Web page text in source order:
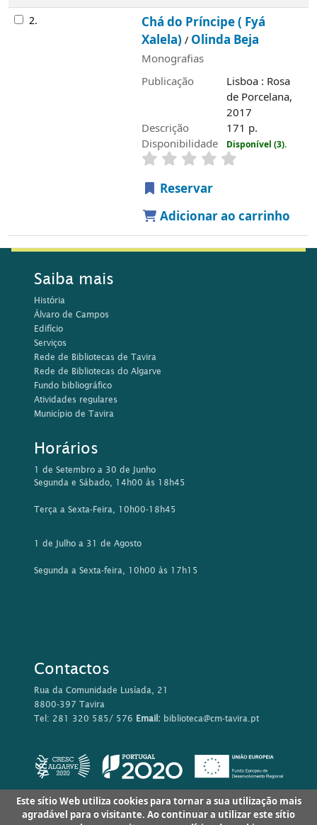
2.
Chá do Príncipe ( Fyá
Xalela) / Olinda Beja
Monografias
Publicação
Lisboa : Rosa
de Porcelana,
2017
Descrição
171 p.
Disponibilidade
Disponível (3).
Reservar
Adicionar ao carrinho
Saiba mais
História
Álvaro de Campos
Edifício
Serviços
Rede de Bibliotecas de Tavira
Rede de Bibliotecas do Algarve
Fundo bibliográfico
Atividades regulares
Município de Tavira
Horários
1 de Setembro a 30 de Junho
Segunda e Sábado, 14h00 às 18h45
Terça a Sexta-Feira, 10h00-18h45
1 de Julho a 31 de Agosto
Segunda a Sexta-feira, 10h00 às 17h15
Contactos
Rua da Comunidade Lusíada, 21
8800-397 Tavira
Tel: 281 320 585/ 576 Email: biblioteca@cm-tavira.pt
Este sítio Web utiliza cookies para tornar a sua utilização mais
agradável para o visitante. Ao continuar a utilizar este sítio